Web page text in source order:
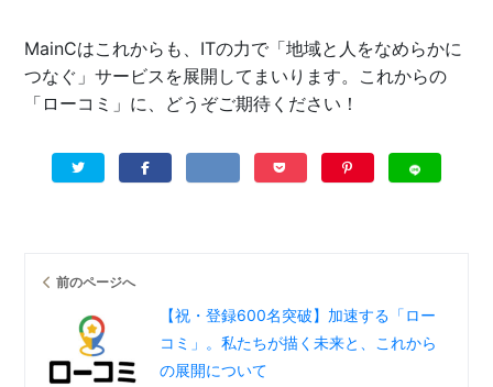
MainCはこれからも、ITの力で「地域と人をなめらかに
つなぐ」サービスを展開してまいります。これからの
「ローコミ」に、どうぞご期待ください！
前のページへ
【祝・登録600名突破】加速する「ロー
コミ」。私たちが描く未来と、これから
の展開について